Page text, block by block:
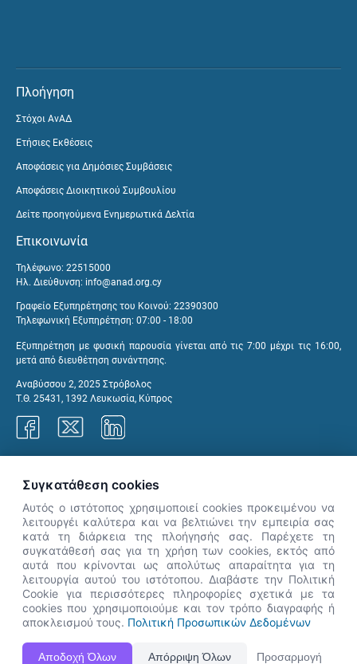
Πλοήγηση
Στόχοι ΑνΑΔ
Ετήσιες Εκθέσεις
Αποφάσεις για Δημόσιες Συμβάσεις
Αποφάσεις Διοικητικού Συμβουλίου
Δείτε προηγούμενα Ενημερωτικά Δελτία
Επικοινωνία
Τηλέφωνο: 22515000
Ηλ. Διεύθυνση: info@anad.org.cy
Γραφείο Εξυπηρέτησης του Κοινού: 22390300
Τηλεφωνική Εξυπηρέτηση: 07:00 - 18:00
Εξυπηρέτηση με φυσική παρουσία γίνεται από τις 7:00 μέχρι τις 16:00,
μετά από διευθέτηση συνάντησης.
Αναβύσσου 2, 2025 Στρόβολος
Τ.Θ. 25431, 1392 Λευκωσία, Κύπρος
Η Ιστοσελίδα ΑνΑΔ είναι πλήρως συμβατή με τις νεότερες εκδόσεις, Google Chrome, Mozilla Firefox,
Apple Safari καθώς και Internet Explorer.
👋 Καλώς ήρθες! Είμαι η Νόησις.
Πες μου πώς μπορώ να σε βοηθήσω
σήμερα.
Συγκατάθεση cookies
Αυτός ο ιστότοπος χρησιμοποιεί cookies προκειμένου να
λειτουργέι καλύτερα και να βελτιώνει την εμπειρία σας
κατά τη διάρκεια της πλοήγησής σας. Παρέχετε τη
συγκατάθεσή σας για τη χρήση των cookies, εκτός από
αυτά που κρίνονται ως απολύτως απαραίτητα για τη
λειτουργία αυτού του ιστότοπου. Διαβάστε την Πολιτική
Cookie για περισσότερες πληροφορίες σχετικά με τα
cookies που χρησιμοποιούμε και τον τρόπο διαγραφής ή
αποκλεισμού τους. Πολιτική Προσωπικών Δεδομένων
Αποδοχή Όλων Απόρριψη Όλων Προσαρμογή